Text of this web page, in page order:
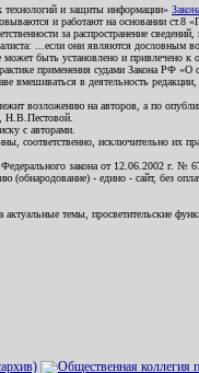
технологий и защиты информации»
и работают на основании
за распространение
...если они являются
быть установлено и привлечено к
применения судами Закона РФ «О
в деятельность
возложению на авторов, а по
Н.В.Пестовой.
с авторами.
соответственно, исключительно
закона от 12.06.2002 г.
- едино - сайт, без
темы, просветительские